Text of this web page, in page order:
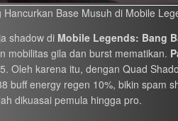
Base Musuh di Mobile
shadow di Mobile Legends: Bang
mobilitas gila dan burst mematikan.
Oleh karena itu, dengan Quad
buff energy regen 10%, bikin spam
dikuasai pemula hingga pro.